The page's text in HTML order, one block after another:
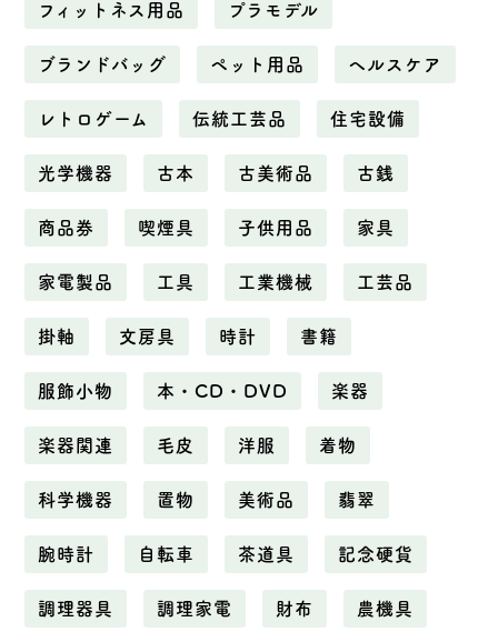
フィットネス用品 プラモデル
ブランドバッグ ペット用品 ヘルスケア
レトロゲーム 伝統工芸品 住宅設備
光学機器 古本 古美術品 古銭
商品券 喫煙具 子供用品 家具
家電製品 工具 工業機械 工芸品
掛軸 文房具 時計 書籍
服飾小物 本・CD・DVD 楽器
楽器関連 毛皮 洋服 着物
科学機器 置物 美術品 翡翠
腕時計 自転車 茶道具 記念硬貨
調理器具 調理家電 財布 農機具